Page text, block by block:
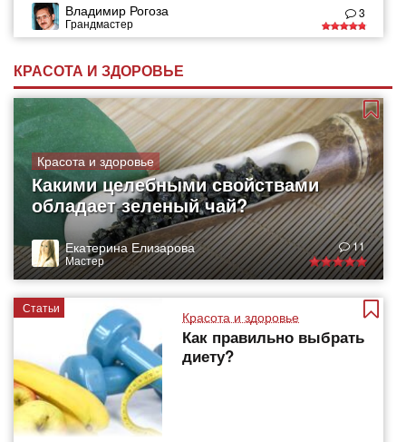
Владимир Рогоза
Грандмастер
3
КРАСОТА И ЗДОРОВЬЕ
Красота и здоровье
Какими целебными свойствами
обладает зеленый чай?
Екатерина Елизарова
Мастер
11
Статьи
Красота и здоровье
Как правильно выбрать
диету?